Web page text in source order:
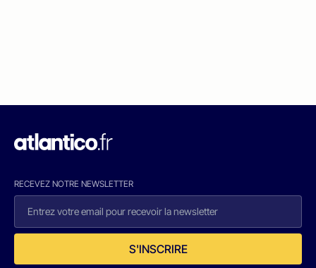
RECEVEZ NOTRE NEWSLETTER
S'INSCRIRE